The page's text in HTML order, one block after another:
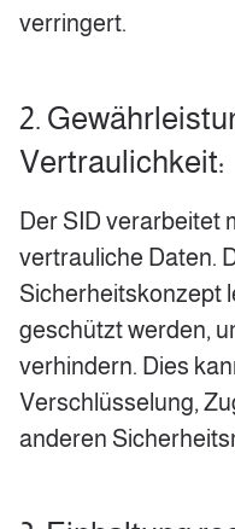
verringert.
2.
Vertraulichkeit:
Der SID verarbeitet
vertrauliche Daten.
Sicherheitskonzept
geschützt werden,
verhindern. Dies
Verschlüsselung,
anderen